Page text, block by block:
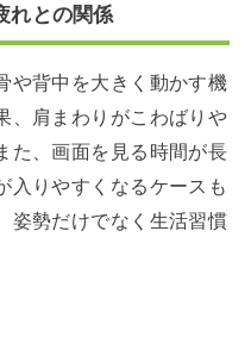
れとの関係
や背中を大きく動かす機
、肩まわりがこわばりや
た、画面を見る時間が長
入りやすくなるケースも
姿勢だけでなく生活習慣